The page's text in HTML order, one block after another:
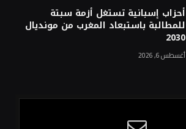
أحزاب إسبانية تستغل أزمة سبتة
للمطالبة باستبعاد المغرب من مونديال
2030
أغسطس 6, 2026